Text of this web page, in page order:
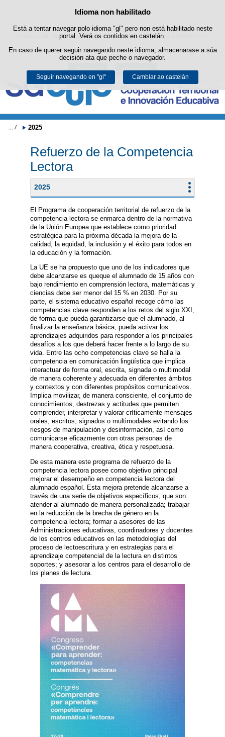
Política de cookies
Este sitio web utiliza cookies propias para facilitar a navegación e
cookies de terceiros para obter estatísticas de uso e satisfacción.
Pode obter máis información no apartado "Cookies" do nosoaviso legal.
Aceptar Rexeitar
Idioma non habilitado
Está a tentar navegar polo idioma "gl" pero non está habilitado neste
portal. Verá os contidos en castelán.
En caso de querer seguir navegando neste idioma, almacenarase a súa
decisión ata que peche o navegador.
Seguir navegando en "gl" Cambiar ao castelán
Saltar ao contido
2025
Refuerzo de la Competencia
Lectora
2025
El Programa de cooperación territorial de refuerzo de la
competencia lectora se enmarca dentro de la normativa
de la Unión Europea que establece como prioridad
estratégica para la próxima década la mejora de la
calidad, la equidad, la inclusión y el éxito para todos en
la educación y la formación.
La UE se ha propuesto que uno de los indicadores que
debe alcanzarse es queque el alumnado de 15 años con
bajo rendimiento en comprensión lectora, matemáticas y
ciencias debe ser menor del 15 % en 2030. Por su
parte, el sistema educativo español recoge cómo las
competencias clave responden a los retos del siglo XXI,
de forma que pueda garantizarse que el alumnado, al
finalizar la enseñanza básica, pueda activar los
aprendizajes adquiridos para responder a los principales
desafíos a los que deberá hacer frente a lo largo de su
vida. Entre las ocho competencias clave se halla la
competencia en comunicación lingüística que implica
interactuar de forma oral, escrita, signada o multimodal
de manera coherente y adecuada en diferentes ámbitos
y contextos y con diferentes propósitos comunicativos.
Implica movilizar, de manera consciente, el conjunto de
conocimientos, destrezas y actitudes que permiten
comprender, interpretar y valorar críticamente mensajes
orales, escritos, signados o multimodales evitando los
riesgos de manipulación y desinformación, así como
comunicarse eficazmente con otras personas de
manera cooperativa, creativa, ética y respetuosa.
De esta manera este programa de refuerzo de la
competencia lectora posee como objetivo principal
mejorar el desempeño en competencia lectora del
alumnado español. Esta mejora pretende alcanzarse a
través de una serie de objetivos específicos, que son:
atender al alumnado de manera personalizada; trabajar
en la reducción de la brecha de género en la
competencia lectora; formar a asesores de las
Administraciones educativas, coordinadores y docentes
de los centros educativos en las metodologías del
proceso de lectoescritura y en estrategias para el
aprendizaje competencial de la lectura en distintos
soportes; y asesorar a los centros para el desarrollo de
los planes de lectura.